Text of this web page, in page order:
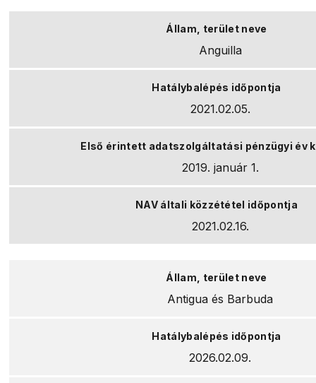
Anguilla
2021.02.05.
2019. január 1.
2021.02.16.
Antigua és Barbuda
2026.02.09.